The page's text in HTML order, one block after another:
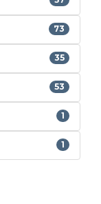
73
35
53
1
1